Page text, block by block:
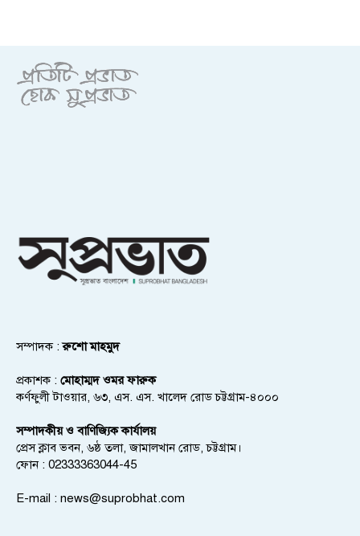
সম্পাদক :রুশো মাহমুদ
প্রকাশক : মোহাম্মদ ওমর ফারুক
কর্ণফুলী টাওয়ার, ৬৩, এস. এস. খালেদ রোড চট্টগ্রাম-৪০০০
সম্পাদকীয় ও বাণিজ্যিক কার্যালয়
প্রেস ক্লাব ভবন, ৬ষ্ঠ তলা, জামালখান রোড, চট্টগ্রাম।
ফোন : 02333363044-45
E-mail : news@suprobhat.com